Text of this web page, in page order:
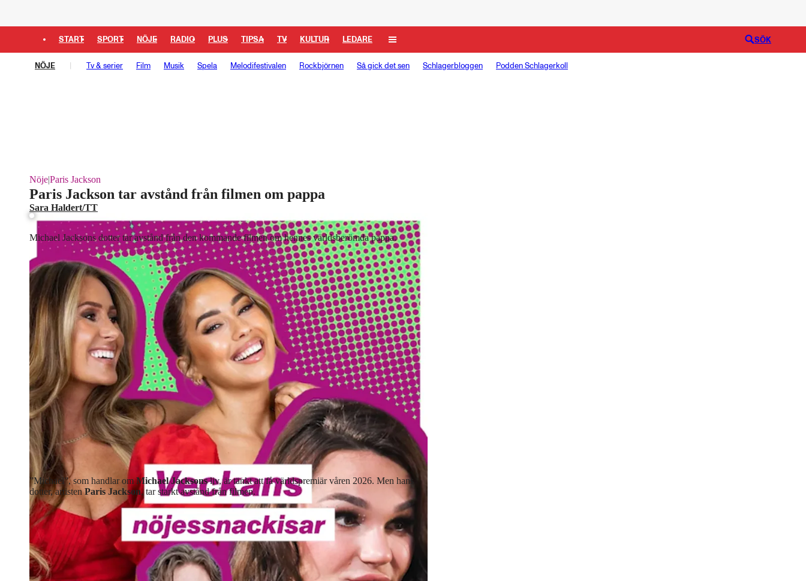
START SPORT NÖJE RADIO PLUS TIPSA TV KULTUR LEDARE SÖK
NÖJE Tv & serier Film Musik Spela Melodifestivalen Rockbjörnen Så gick det sen Schlagerbloggen Podden Schlagerkoll
Nöje|Paris Jackson
Paris Jackson tar avstånd från filmen om pappa
Sara Haldert/TT
Michael Jacksons dotter tar avstånd från den kommande filmen om hennes världsberömda pappa.
”Michael”, som handlar omMichael Jacksonsliv, är tänkt att få världspremiär våren 2026. Men hans
dotter, artistenParis Jackson, tar starkt avstånd från filmen.